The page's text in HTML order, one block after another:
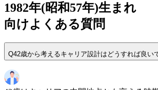
1982年(昭和57年)生まれ
向けよくある質問
Q42歳から考えるキャリア設計はどうすれば良い